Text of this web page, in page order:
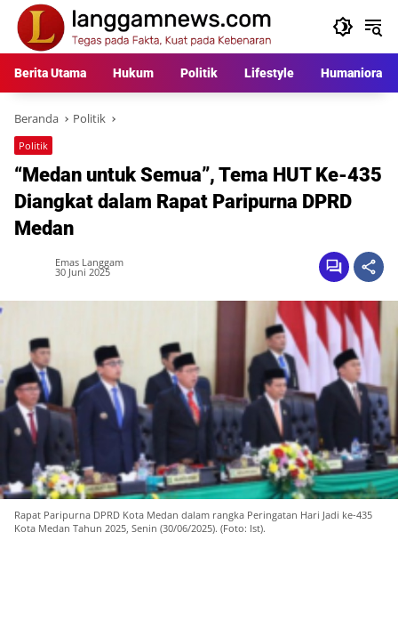
Langsung
konten
Berita Utama Hukum Politik Lifestyle Humaniora
Beranda Politik
Politik
“Medan untuk Semua”, Tema HUT Ke-435
Diangkat dalam Rapat Paripurna DPRD
Medan
Emas Langgam
30 Juni 2025
Rapat Paripurna DPRD Kota Medan dalam rangka Peringatan Hari Jadi ke-435
Kota Medan Tahun 2025, Senin (30/06/2025). (Foto: Ist).